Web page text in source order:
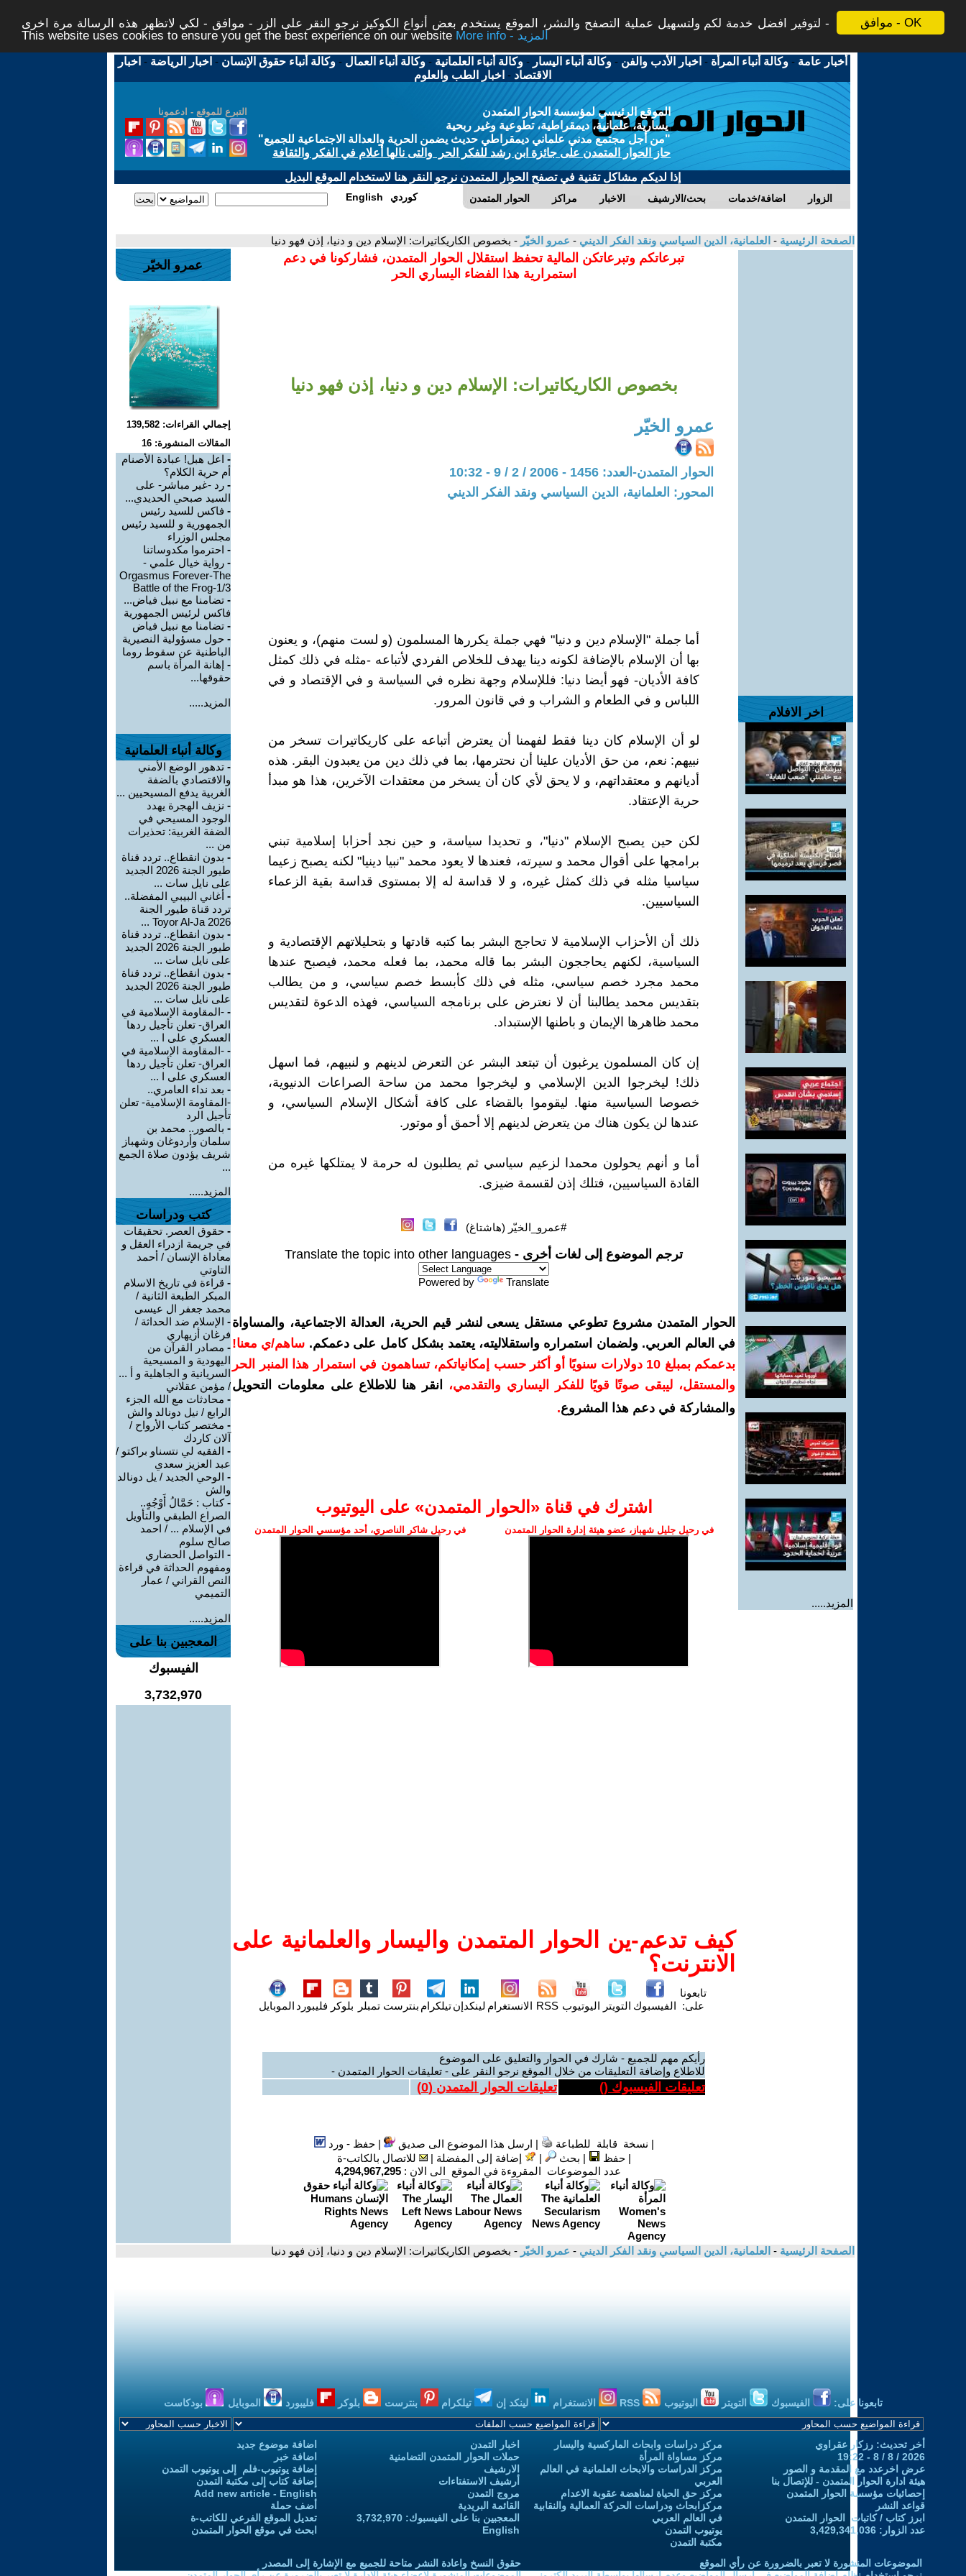
موافق - OK
لتوفير افضل خدمة لكم ولتسهيل عملية التصفح والنشر، الموقع يستخدم بعض أنواع الكوكيز نرجو النقر على الزر - موافق - لكي لاتظهر هذه الرسالة مرة اخرى -
This website uses cookies to ensure you get the best experience on our website
More info - المزيد
أخبار عامة -وكالة أنباء المرأة - اخبار الأدب والفن -وكالة أنباء اليسار -وكالة أنباء العلمانية -وكالة أنباء العمال -وكالة أنباء حقوق الإنسان - اخبار الرياضة - اخبار
الاقتصاد - اخبار الطب والعلوم
التبرع للموقع - ادعمونا
الموقع الرئيسي لمؤسسة الحوار المتمدن
يسارية، علمانية، ديمقراطية، تطوعية وغير ربحية
"من أجل مجتمع مدني علماني ديمقراطي حديث يضمن الحرية والعدالة الاجتماعية للجميع"
حاز الحوار المتمدن على جائزة ابن رشد للفكر الحر والتى نالها أعلام في الفكر والثقافة
إذا لديكم مشاكل تقنية في تصفح الحوار المتمدن نرجو النقر هنا لاستخدام الموقع البديل
الحوار المتمدن مراكز الاخبار بحث/الارشيف اضافة/خدمات الزوار English كوردي
الصفحة الرئيسية - العلمانية، الدين السياسي ونقد الفكر الديني - عمرو الخيّر - بخصوص الكاريكاتيرات: الإسلام دين و دنيا، إذن فهو دنيا
اخر الافلام
المزيد.....
تبرعاتكم وتبرعاتكن المالية تحفظ استقلال الحوار المتمدن، فشاركونا في دعم
استمرارية هذا الفضاء اليساري الحر
بخصوص الكاريكاتيرات: الإسلام دين و دنيا، إذن فهو دنيا
عمرو الخيّر
الحوار المتمدن-العدد: 1456 - 2006 / 2 / 9 - 10:32
المحور: العلمانية، الدين السياسي ونقد الفكر الديني
أما جملة "الإسلام دين و دنيا" فهي جملة يكررها المسلمون (و لست منهم)، و يعنون
بها أن الإسلام بالإضافة لكونه دينا يهدف للخلاص الفردي لأتباعه -مثله في ذلك كمثل
كافة الأديان- فهو أيضا دنيا: فللإسلام وجهة نظره في السياسة و في الإقتصاد و في
اللباس و في الطعام و الشراب و في قانون المرور.
لو أن الإسلام كان دينا فقط لفهمنا أن يعترض أتباعه على كاريكاتيرات تسخر من
نبيهم: نعم، من حق الأديان علينا أن نحترمها، بما في ذلك دين من يعبدون البقر. هذه
أديانهم و معتقداتهم، و لا يحق لأي كان أن يسخر من معتقدات الآخرين، هذا هو مبدأ
حرية الإعتقاد.
لكن حين يصبح الإسلام "دنيا"، و تحديدا سياسة، و حين نجد أحزابا إسلامية تبني
برامجها على أقوال محمد و سيرته، فعندها لا يعود محمد "نبيا دينيا" لكنه يصبح زعيما
سياسيا مثله في ذلك كمثل غيره، و لا قداسة له إلا بمستوى قداسة بقية الزعماء
السياسيين.
ذلك أن الأحزاب الإسلامية لا تحاجج البشر بما كتبه قادتها و بتحليلاتهم الإقتصادية و
السياسية، لكنهم يحاججون البشر بما قاله محمد، بما فعله محمد، فيصبح عندها
محمد مجرد خصم سياسي، مثله في ذلك كأبسط خصم سياسي، و من يطالب
بتقديس محمد يطالبنا أن لا نعترض على برنامجه السياسي، فهذه الدعوة لتقديس
محمد ظاهرها الإيمان و باطنها الإستبداد.
إن كان المسلمون يرغبون أن تبتعد البشر عن التعرض لدينهم و لنبيهم، فما اسهل
ذلك! ليخرجوا الدين الإسلامي و ليخرجوا محمد من ساحة الصراعات الدنيوية،
خصوصا السياسية منها. ليقوموا بالقضاء على كافة أشكال الإسلام السياسي، و
عندها لن يكون هناك من يتعرض لدينهم إلا أحمق أو موتور.
أما و أنهم يحولون محمدا لزعيم سياسي ثم يطلبون له حرمة لا يمتلكها غيره من
القادة السياسيين، فتلك إذن لقسمة ضيزى.
#عمرو_الخيّر (هاشتاغ)
ترجم الموضوع إلى لغات أخرى - Translate the topic into other languages
Powered by Translate
الحوار المتمدن مشروع تطوعي مستقل يسعى لنشر قيم الحرية، العدالة الاجتماعية، والمساواة
في العالم العربي. ولضمان استمراره واستقلاليته، يعتمد بشكل كامل على دعمكم. ساهم/ي معنا!
بدعمكم بمبلغ 10 دولارات سنويًا أو أكثر حسب إمكانياتكم، تساهمون في استمرار هذا المنبر الحر
والمستقل، ليبقى صوتًا قويًا للفكر اليساري والتقدمي،
انقر هنا للاطلاع على معلومات التحويل
والمشاركة في دعم هذا المشروع.
اشترك في قناة ‫«الحوار المتمدن» على اليوتيوب
في رحيل جليل شهباز، عضو هيئة إدارة الحوار المتمدن في رحيل شاكر الناصري، أحد مؤسسي الحوار المتمدن
كيف تدعم-ين الحوار المتمدن واليسار والعلمانية على
الانترنت؟
تابعونا
على: الفيسبوك التويتر اليوتيوب RSS الانستغرام لينكدإنتيلكرام بنترست تمبلر بلوكر فليبورد الموبايل
رأيكم مهم للجميع - شارك في الحوار والتعليق على الموضوع
للاطلاع وإضافة التعليقات من خلال الموقع نرجو النقر على - تعليقات الحوار المتمدن -
تعليقات الفيسبوك () تعليقات الحوار المتمدن (0
)
| نسخة قابلة للطباعة | ارسل هذا الموضوع الى صديق |حفظ - ورد
|حفظ | بحث | إضافة إلى المفضلة |
للاتصال بالكاتب-ة
عدد الموضوعات المقروءة في الموقع الى الان : 4,294,967,295
عمرو الخيّر
إجمالي القراءات: 139,582
المقالات المنشورة: 16
- اعل هبل! عبادة الأصنام
أم حرية الكلام؟
- رد -غير مباشر- على
السيد صبحي الحديدي...
- فاكس للسيد رئيس
الجمهورية و للسيد رئيس
مجلس الوزراء
- احترموا مكدوساتنا
- رواية خيال علمي -
Orgasmus Forever-The
Battle of the Frog-1/3
- تضامنا مع نبيل فياض...
فاكس لرئيس الجمهورية
- تضامنا مع نبيل فياض
- حول مسؤولية النصيرية
الباطنية عن سقوط روما
- إهانة المرأة باسم
حقوقها...
المزيد.....
وكالة أنباء العلمانية
- تدهور الوضع الأمني
والاقتصادي بالضفة
الغربية يدفع المسيحيين ...
- نزيف الهجرة يهدد
الوجود المسيحي في
الضفة الغربية: تحذيرات
من ...
- بدون انقطاع.. تردد قناة
طيور الجنة 2026 الجديد
على نايل سات ...
- أغاني البيبي المفضلة..
تردد قناة طيور الجنة
2026 Toyor Al-Ja ...
- بدون انقطاع.. تردد قناة
طيور الجنة 2026 الجديد
على نايل سات ...
- بدون انقطاع.. تردد قناة
طيور الجنة 2026 الجديد
على نايل سات ...
- -المقاومة الإسلامية في
العراق- تعلن تأجيل ردها
العسكري على ا ...
- -المقاومة الإسلامية في
العراق- تعلن تأجيل ردها
العسكري على ا ...
- بعد نداء العامري..
-المقاومة الإسلامية- تعلن
تأجيل الرد
- بالصور.. محمد بن
سلمان وأردوغان وشهباز
شريف يؤدون صلاة الجمع
...
المزيد.....
كتب ودراسات
- حقوق العصر. تحقيقات
في جريمة ازدراء العقل و
معاداة الإنسان / أحمد
التاوتي
- قراءة في تاريخ الاسلام
المبكر الطبعة الثانية /
محمد جعفر ال عيسى
- الإسلام ضد الحداثة /
فرغان أزيهاري
- مصادر القرآن من
اليهودية و المسيحية
السريانية و الجاهلية و أ ...
/ مؤمن عقلاني
- محادثات مع الله الجزء
الرابع / نيل دونالد والش
- مختصر كتاب الأرواح /
آلان كاردك
- الفقيه لي نتسناو براكتو /
عبد العزيز سعدي
- الوحي الجديد / يل دونالد
والش
-كتاب : حَمَّالُ أَوْجُهٍ..
الصراع الطبقي والتأويل
في الإسلام ... / احمد
صالح سلوم
- التواصل الحضاري
ومفهوم الحداثة في قراءة
النص القراني / عمار
التميمي
المزيد.....
المعجبين بنا على
الفيسبوك
3,732,970
الصفحة الرئيسية - العلمانية، الدين السياسي ونقد الفكر الديني - عمرو الخيّر - بخصوص الكاريكاتيرات: الإسلام دين و دنيا، إذن فهو دنيا
تابعونا على: الفيسبوك التويتر اليوتيوب الانستغرام لينكد إن تيلكرام بنترست بلوكر فليبورد الموبايل بودكاست
أخر تحديث: رزكار عقراوي
2026 / 8 / 8 - 19:22
عرض اخرعدد مع المقدمة و الصور
هيئة ادارة الحوار المتمدن - للإتصال بنا
إحصائيات مؤسسة الحوار المتمدن
قواعد النشر
ابرز كتاب / كاتبات الحوار المتمدن
عدد الزوار: 3,429,341,036
مركز دراسات وابحاث الماركسية واليسار
مركز مساواة المرأة
مركز الدراسات والابحاث العلمانية في العالم
العربي
مركز حق الحياة لمناهضة عقوبة الاعدام
مركزابحاث ودراسات الحركة العمالية والنقابية
في العالم العربي
يوتيوب التمدن
مكتبة التمدن
اخبار التمدن
حملات الحوار المتمدن التضامنية
الارشيف
أرشيف الاستفتاءات
مروج التمدن
القائمة البريدية
المعجبين بنا على الفيسبوك: 3,732,970
English
اضافة موضوع جديد
اضافة خبر
إضافة يوتيوب-فلم إلى يوتيوب التمدن
إضافة كتاب إلى مكتبة التمدن
Add new article - English
أضف حملة
تعديل الموقع الفرعي للكاتب-ة
ابحث في موقع الحوار المتمدن
الموضوعات المنشورة لا تعبر بالضرورة عن رأي الموقع
حقوق النسخ واعادة النشر متاحة للجميع مع الإشارة إلى المصدر